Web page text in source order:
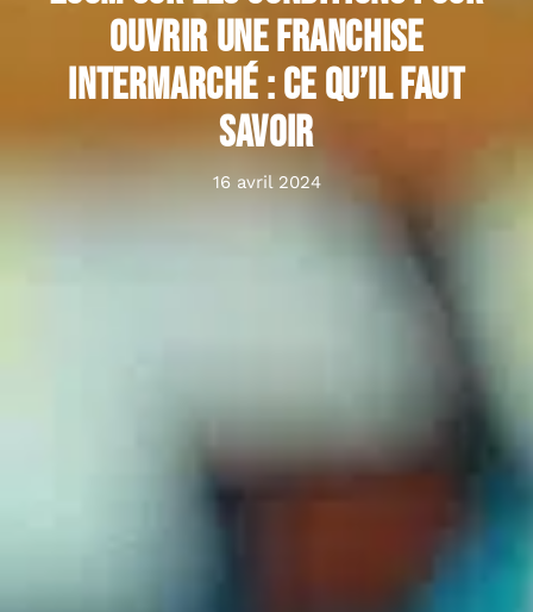
ouvrir une franchise
Intermarché : ce qu’il faut
savoir
16 avril 2024